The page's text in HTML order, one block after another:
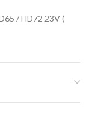
/ HD72 23V (